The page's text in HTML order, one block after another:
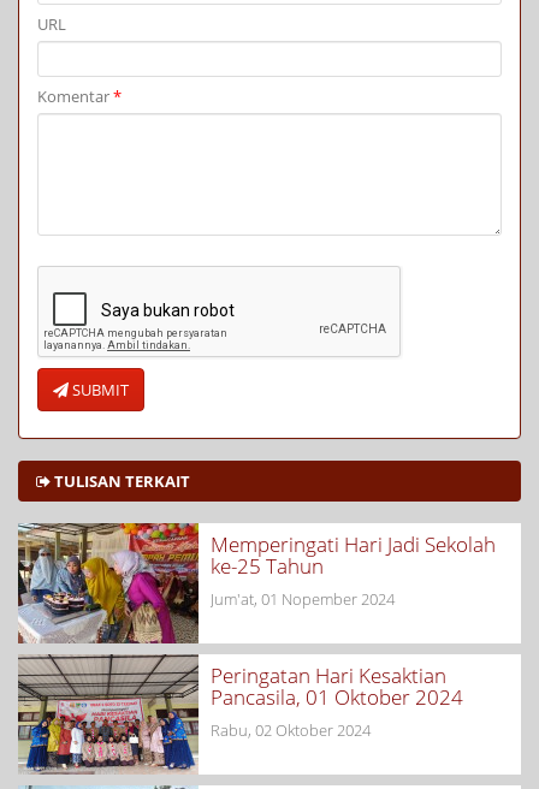
URL
Komentar*
SUBMIT
TULISAN TERKAIT
Memperingati Hari Jadi Sekolah
ke-25 Tahun
Jum'at, 01 Nopember 2024
Peringatan Hari Kesaktian
Pancasila, 01 Oktober 2024
Rabu, 02 Oktober 2024